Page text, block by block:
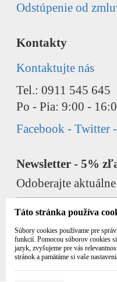
Odstúpenie od
Kontakty
Kontaktujte nás
Tel.: 0911 545 645
Po - Pia: 9:00 -
Facebook - Twitter
Newsletter - 5%
Odoberajte
Odobrať
Táto stránka používa
Súbory cookies používame pre
funkcií. Pomocou súborov cookies
jazyk, zvyšujeme pre vás
stránok a pamätáme si vaše